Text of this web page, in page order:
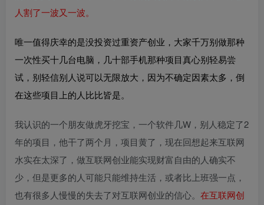
人割了一波又一波。
唯一值得庆幸的是没投资过重资产创业，大家千万别做那种
一次性买十几台电脑，几十部手机那种项目真心别轻易尝
试，别轻信别人说可以无限放大，因为不确定因素太多，倒
在这些项目上的人比比皆是。
我认识的一个朋友做虎牙挖宝，一个软件几W，别人稳定了2
年的项目，他干了两个月，项目黄了，现在回想起来互联网
水实在太深了，做互联网创业能实现财富自由的人确实不
少，但是更多的人可能只能维持生活，或者比上班强一点，
也有很多人慢慢的失去了对互联网创业的信心。 在互联网创